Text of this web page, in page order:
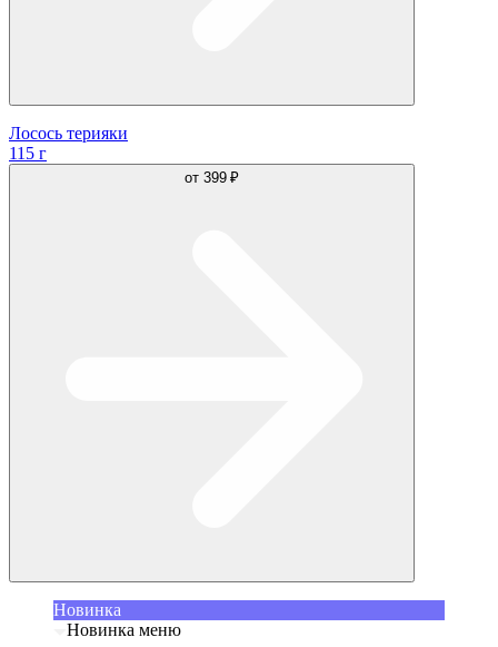
Лосось терияки
115 г
от 399 ₽
Новинка
Новинка меню